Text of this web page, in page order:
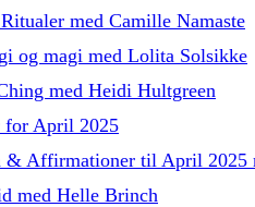
med Camille Namaste
og magi med Lolita Solsikke
med Heidi Hultgreen
for April 2025
& Affirmationer til April 2025
med Helle Brinch